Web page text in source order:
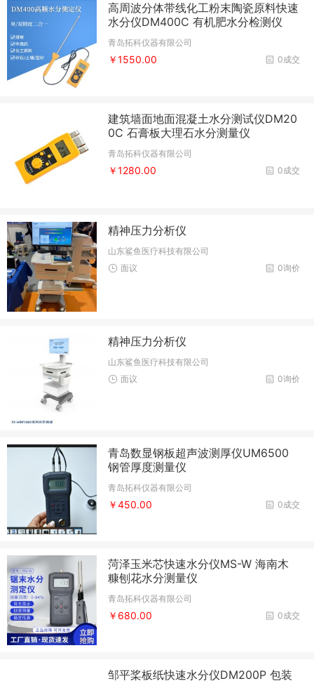
高周波分体带线化工粉末陶瓷原料快速
水分仪DM400C 有机肥水分检测仪
青岛拓科仪器有限公司
0成交
￥1550.00
建筑墙面地面混凝土水分测试仪DM20
0C 石膏板大理石水分测量仪
青岛拓科仪器有限公司
0成交
￥1280.00
精神压力分析仪
山东鲨鱼医疗科技有限公司
0询价
面议
精神压力分析仪
山东鲨鱼医疗科技有限公司
0询价
面议
青岛数显钢板超声波测厚仪UM6500
钢管厚度测量仪
青岛拓科仪器有限公司
0成交
￥450.00
菏泽玉米芯快速水分仪MS-W 海南木
糠刨花水分测量仪
青岛拓科仪器有限公司
0成交
￥680.00
邹平桨板纸快速水分仪DM200P 包装